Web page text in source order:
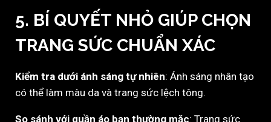
5. BÍ QUYẾT NHỎ GIÚP CHỌN
TRANG SỨC CHUẨN XÁC
Kiểm tra dưới ánh sáng tự nhiên: Ánh sáng nhân tạo
có thể làm màu da và trang sức lệch tông.
So sánh với quần áo bạn thường mặc: Trang sức